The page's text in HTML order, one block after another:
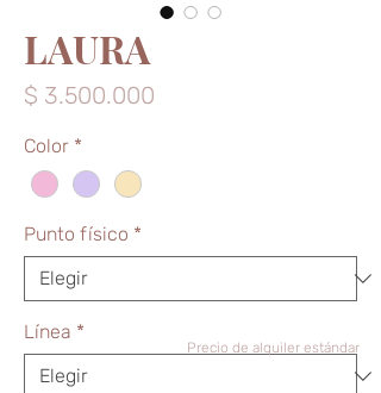
LAURA
$ 3.500.000
Color *
Punto físico *
Línea *
Precio de alquiler estándar